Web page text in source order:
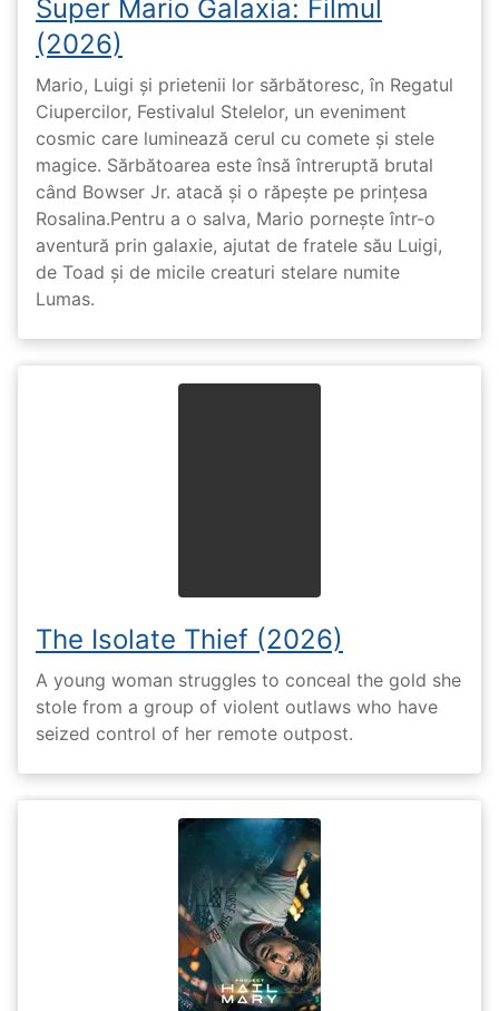
Super Mario Galaxia: Filmul
(2026)
Mario, Luigi și prietenii lor sărbătoresc, în Regatul
Ciupercilor, Festivalul Stelelor, un eveniment
cosmic care luminează cerul cu comete și stele
magice. Sărbătoarea este însă întreruptă brutal
când Bowser Jr. atacă și o răpește pe prinţesa
Rosalina.Pentru a o salva, Mario pornește într-o
aventură prin galaxie, ajutat de fratele său Luigi,
de Toad și de micile creaturi stelare numite
Lumas.
The Isolate Thief (2026)
A young woman struggles to conceal the gold she
stole from a group of violent outlaws who have
seized control of her remote outpost.